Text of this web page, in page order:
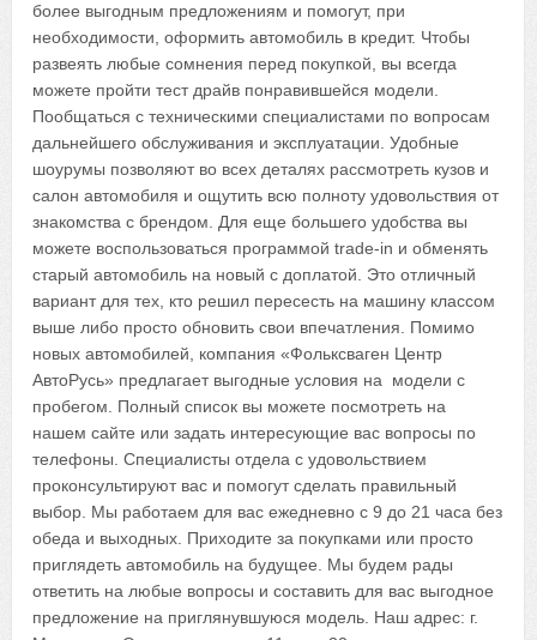
более выгодным предложениям и помогут, при
необходимости, оформить автомобиль в кредит. Чтобы
развеять любые сомнения перед покупкой, вы всегда
можете пройти тест драйв понравившейся модели.
Пообщаться с техническими специалистами по вопросам
дальнейшего обслуживания и эксплуатации. Удобные
шоурумы позволяют во всех деталях рассмотреть кузов и
салон автомобиля и ощутить всю полноту удовольствия от
знакомства с брендом. Для еще большего удобства вы
можете воспользоваться программой trade-in и обменять
старый автомобиль на новый с доплатой. Это отличный
вариант для тех, кто решил пересесть на машину классом
выше либо просто обновить свои впечатления. Помимо
новых автомобилей, компания «Фольксваген Центр
АвтоРусь» предлагает выгодные условия на модели с
пробегом. Полный список вы можете посмотреть на
нашем сайте или задать интересующие вас вопросы по
телефоны. Специалисты отдела с удовольствием
проконсультируют вас и помогут сделать правильный
выбор. Мы работаем для вас ежедневно с 9 до 21 часа без
обеда и выходных. Приходите за покупками или просто
приглядеть автомобиль на будущее. Мы будем рады
ответить на любые вопросы и составить для вас выгодное
предложение на приглянувшуюся модель. Наш адрес: г.